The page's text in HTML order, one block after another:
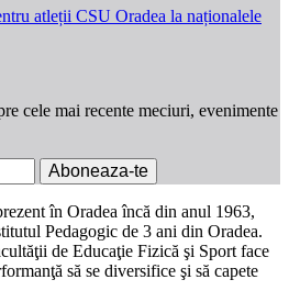
cele mai recente meciuri, evenimente
Aboneaza-te
în Oradea încă din anul 1963,
Pedagogic de 3 ani din Oradea.
de Educaţie Fizică şi Sport face
să se diversifice şi să capete